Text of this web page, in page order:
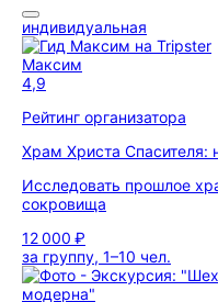
индивидуальная
Максим
4,9
Рейтинг организатора
Храм Христа Спасителя:
Исследовать прошлое
сокровища
12 000 ₽
за группу, 1–10 чел.